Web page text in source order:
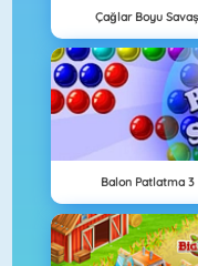
Çağlar Boyu Savaş
Balon Patlatma 3